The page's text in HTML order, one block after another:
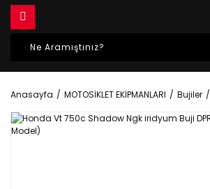
Anasayfa MOTOSİKLET EKİPMANLARI Bujiler